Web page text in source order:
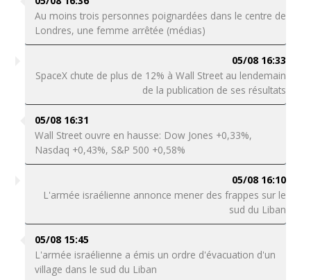
Au moins trois personnes poignardées dans le centre de
Londres, une femme arrêtée (médias)
05/08 16:33
SpaceX chute de plus de 12% à Wall Street au lendemain
de la publication de ses résultats
05/08 16:31
Wall Street ouvre en hausse: Dow Jones +0,33%,
Nasdaq +0,43%, S&P 500 +0,58%
05/08 16:10
L'armée israélienne annonce mener des frappes sur le
sud du Liban
05/08 15:45
L'armée israélienne a émis un ordre d'évacuation d'un
village dans le sud du Liban